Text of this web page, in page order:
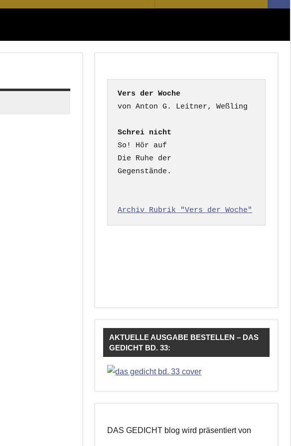
nach:
Vers der Woche
Schrei nicht
So! Hör auf
Die Ruhe der
Gegenstände.
Archiv Rubrik "Vers der Woche"
AKTUELLE AUSGABE BESTELLEN – DAS
GEDICHT BD. 33:
DAS GEDICHT blog wird präsentiert von